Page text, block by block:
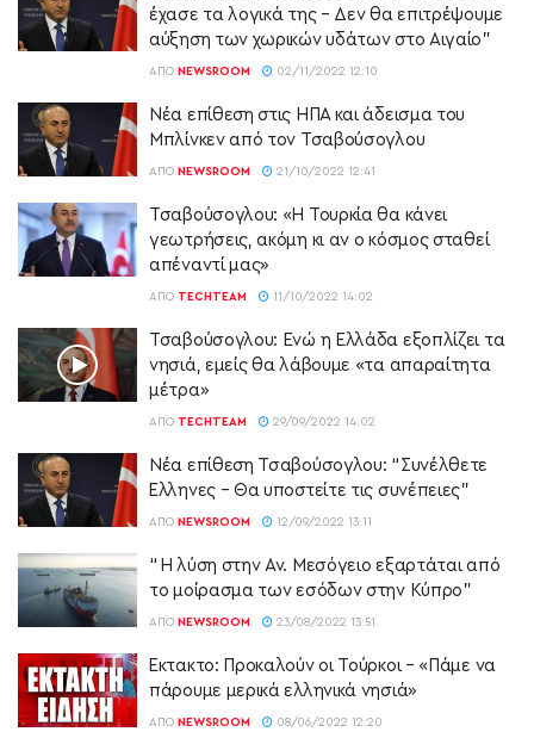
έχασε τα λογικά της – Δεν θα επιτρέψουμε
αύξηση των χωρικών υδάτων στο Αιγαίο”
ΑΠΌ NEWSROOM 02/11/2022 12:10
Νέα επίθεση στις ΗΠΑ και άδεισμα του
Μπλίνκεν από τον Τσαβούσογλου
ΑΠΌ NEWSROOM 21/10/2022 12:41
Τσαβούσογλου: «Η Τουρκία θα κάνει
γεωτρήσεις, ακόμη κι αν ο κόσμος σταθεί
απέναντί μας»
ΑΠΌ TECHTEAM 11/10/2022 14:02
Τσαβούσογλου: Ενώ η Ελλάδα εξοπλίζει τα
νησιά, εμείς θα λάβουμε «τα απαραίτητα
μέτρα»
ΑΠΌ TECHTEAM 29/09/2022 14:02
Νέα επίθεση Τσαβούσογλου: “Συνέλθετε
Έλληνες – Θα υποστείτε τις συνέπειες”
ΑΠΌ NEWSROOM 12/09/2022 13:11
“Η λύση στην Αν. Μεσόγειο εξαρτάται από
το μοίρασμα των εσόδων στην Κύπρο”
ΑΠΌ NEWSROOM 23/08/2022 13:51
Έκτακτο: Προκαλούν οι Τούρκοι – «Πάμε να
πάρουμε μερικά ελληνικά νησιά»
ΑΠΌ NEWSROOM 08/06/2022 12:20